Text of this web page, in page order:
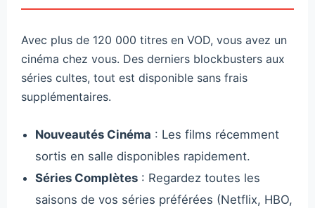
Avec plus de 120 000 titres en VOD, vous avez un
cinéma chez vous. Des derniers blockbusters aux
séries cultes, tout est disponible sans frais
supplémentaires.
Nouveautés Cinéma : Les films récemment
sortis en salle disponibles rapidement.
Séries Complètes : Regardez toutes les
saisons de vos séries préférées (Netflix, HBO,